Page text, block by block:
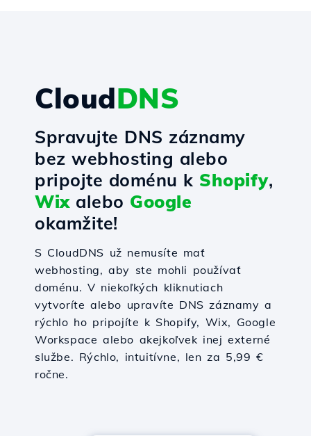
CloudDNS
Spravujte DNS záznamy
bez webhosting alebo
pripojte doménu k Shopify,
Wixalebo Google
okamžite!
S CloudDNS už nemusíte mať
webhosting, aby ste mohli používať
doménu. V niekoľkých kliknutiach
vytvoríte alebo upravíte DNS záznamy a
rýchlo ho pripojíte k Shopify, Wix, Google
Workspace alebo akejkoľvek inej externé
službe. Rýchlo, intuitívne, len za 5,99 €
ročne.